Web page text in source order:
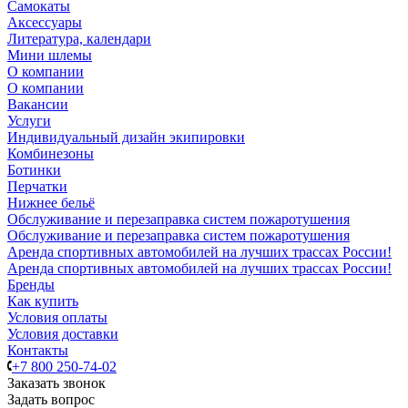
Самокаты
Аксессуары
Литература, календари
Мини шлемы
О компании
О компании
Вакансии
Услуги
Индивидуальный дизайн экипировки
Комбинезоны
Ботинки
Перчатки
Нижнее бельё
Обслуживание и перезаправка систем пожаротушения
Обслуживание и перезаправка систем пожаротушения
Аренда спортивных автомобилей на лучших трассах России!
Аренда спортивных автомобилей на лучших трассах России!
Бренды
Как купить
Условия оплаты
Условия доставки
Контакты
+7 800 250-74-02
Заказать звонок
Задать вопрос